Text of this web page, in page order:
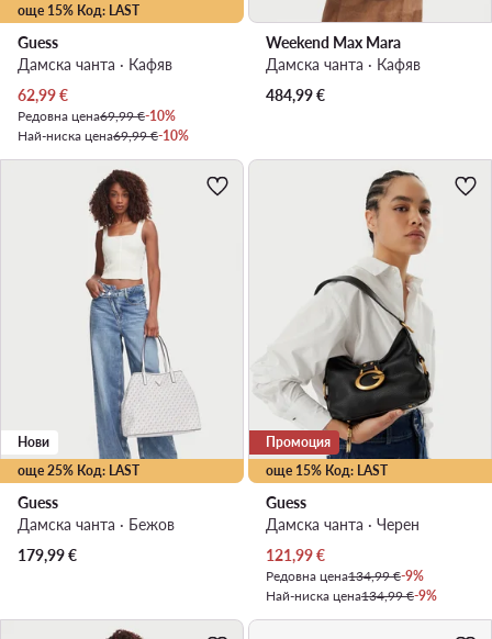
още 15% Код: LAST
Guess
Дамска чанта · Кафяв
Актуална цена
62,99€
Редовна цена69,99 €-10%
Най-ниска цена69,99 €-10%
Weekend Max Mara
Дамска чанта · Кафяв
484,99€
още 25% Код: LAST
Нови
Guess
Дамска чанта · Бежов
179,99€
още 15% Код: LAST
Промоция
Guess
Дамска чанта · Черен
Актуална цена
121,99€
Редовна цена134,99 €-9%
Най-ниска цена134,99 €-9%